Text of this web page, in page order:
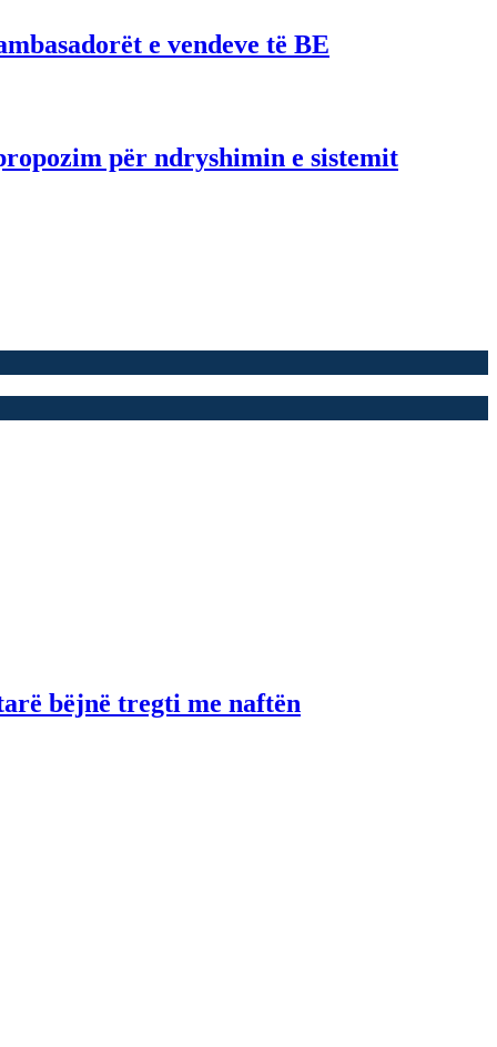
e vendeve të BE
për ndryshimin e sistemit
bëjnë tregti me naftën